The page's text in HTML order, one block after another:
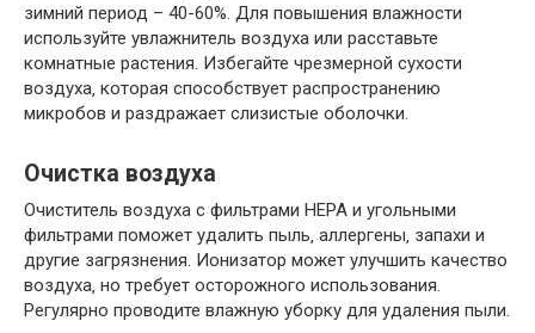
зимний период – 40-60%. Для повышения влажности
используйте увлажнитель воздуха или расставьте
комнатные растения. Избегайте чрезмерной сухости
воздуха‚ которая способствует распространению
микробов и раздражает слизистые оболочки.
Очистка воздуха
Очиститель воздуха с фильтрами HEPA и угольными
фильтрами поможет удалить пыль‚ аллергены‚ запахи и
другие загрязнения. Ионизатор может улучшить качество
воздуха‚ но требует осторожного использования.
Регулярно проводите влажную уборку для удаления пыли.